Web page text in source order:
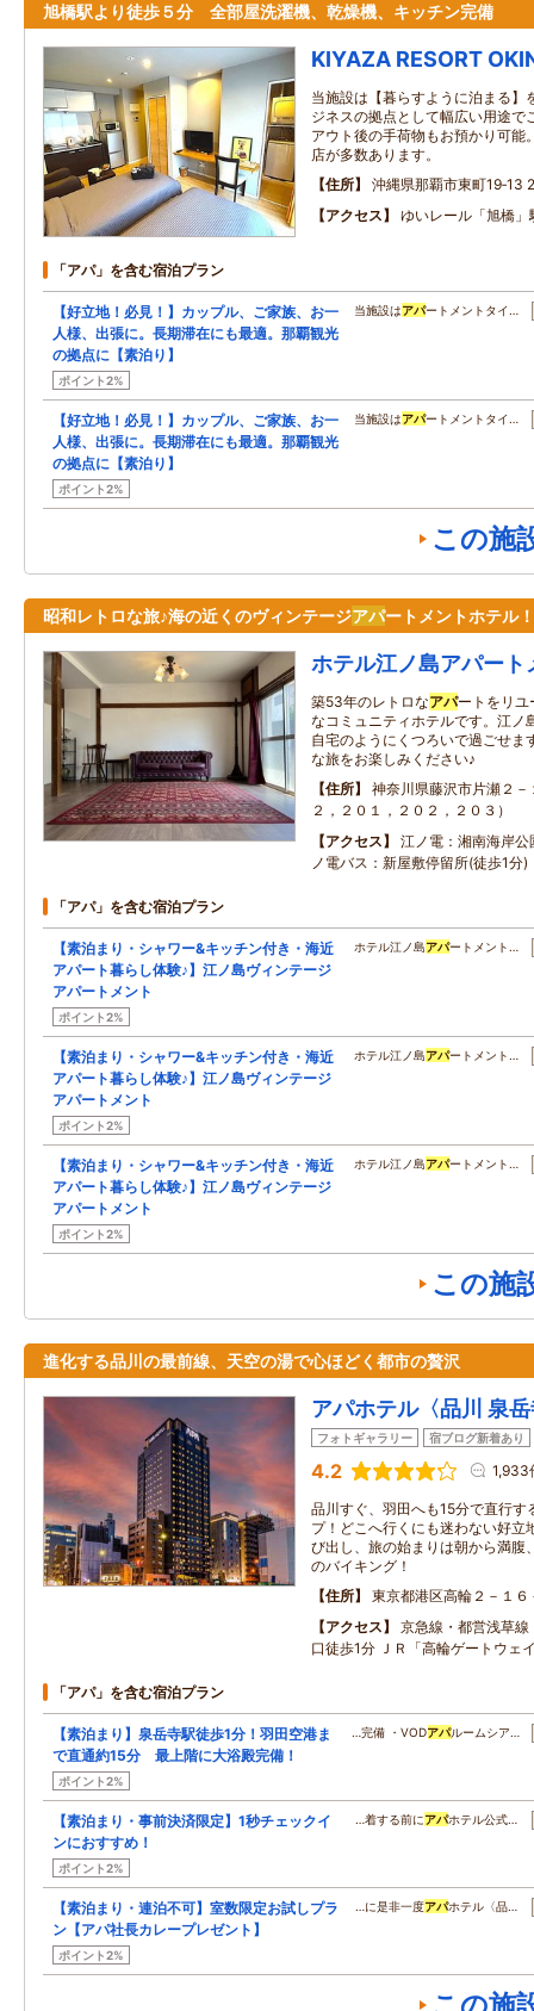
旭橋駅より徒歩５分 全部屋洗濯機、乾燥機、キッチン完備
KIYAZA RESORT
当施設は【暮らすように泊まる】
ジネスの拠点として幅広い用途で
アウト後の手荷物もお預かり可能
店が多数あります。
住所
沖縄県那覇市東町
アクセス
ゆいレール「旭橋
「アパ」を含む宿泊プラン
【好立地！必見！】カップル、ご家族、お一
人様、出張に。長期滞在にも最適。那覇観光
の拠点に【素泊り】
ポイント2%
当施設はアパートメントタイ…
【好立地！必見！】カップル、ご家族、お一
人様、出張に。長期滞在にも最適。那覇観光
の拠点に【素泊り】
ポイント2%
当施設はアパートメントタイ…
この施
昭和レトロな旅♪海の近くのヴィンテージアパートメントホテル！
ホテル江ノ島アパート
築53年のレトロなアパートをリユ
なコミュニティホテルです。江ノ
自宅のようにくつろいで過ごせま
な旅をお楽しみください♪
住所
神奈川県藤沢市片瀬２
２，２０１，２０２，２０３）
アクセス
江ノ電：湘南海岸
ノ電バス：新屋敷停留所(徒歩1分)
「アパ」を含む宿泊プラン
【素泊まり・シャワー&キッチン付き・海近
アパート暮らし体験♪】江ノ島ヴィンテージ
アパートメント
ポイント2%
ホテル江ノ島アパートメント…
【素泊まり・シャワー&キッチン付き・海近
アパート暮らし体験♪】江ノ島ヴィンテージ
アパートメント
ポイント2%
ホテル江ノ島アパートメント…
【素泊まり・シャワー&キッチン付き・海近
アパート暮らし体験♪】江ノ島ヴィンテージ
アパートメント
ポイント2%
ホテル江ノ島アパートメント…
この施
進化する品川の最前線、天空の湯で心ほどく都市の贅沢
アパホテル〈品川 泉
フォトギャラリー 宿ブログ新着あり
4.2 1,933
品川すぐ、羽田へも15分で直行す
プ！どこへ行くにも迷わない好立
び出し、旅の始まりは朝から満腹
のバイキング！
住所
東京都港区高輪２－１６
アクセス
京急線・都営浅草
口徒歩1分 ＪＲ「高輪ゲートウェ
「アパ」を含む宿泊プラン
【素泊まり】泉岳寺駅徒歩1分！羽田空港ま
で直通約15分 最上階に大浴殿完備！
ポイント2%
…完備 ・VODアパルームシア…
【素泊まり・事前決済限定】1秒チェックイ
ンにおすすめ！
ポイント2%
…着する前にアパホテル公式…
【素泊まり・連泊不可】室数限定お試しプラ
ン【アパ社長カレープレゼント】
ポイント2%
…に是非一度アパホテル〈品…